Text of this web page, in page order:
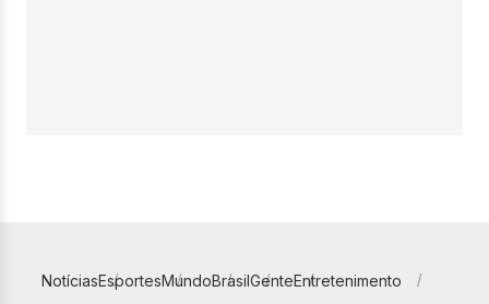
NotíciasEsportesMundoBrasilGenteEntretenimento